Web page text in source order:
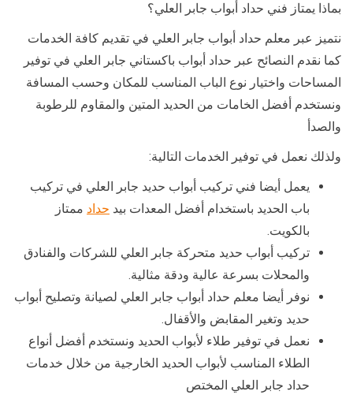
بماذا يمتاز فني حداد أبواب جابر العلي؟
نتميز عبر معلم حداد أبواب جابر العلي في تقديم كافة الخدمات
كما نقدم النصائح عبر حداد أبواب باكستاني جابر العلي في توفير
المساحات واختيار نوع الباب المناسب للمكان وحسب المسافة
ونستخدم أفضل الخامات من الحديد المتين والمقاوم للرطوبة
والصدأ
ولذلك نعمل في توفير الخدمات التالية:
يعمل أيضا فني تركيب أبواب حديد جابر العلي في تركيب
باب الحديد باستخدام أفضل المعدات بيد حداد ممتاز
بالكويت.
تركيب أبواب حديد متحركة جابر العلي للشركات والفنادق
والمحلات بسرعة عالية ودقة مثالية.
نوفر أيضا معلم حداد أبواب جابر العلي لصيانة وتصليح أبواب
حديد وتغير المقابض والأقفال.
نعمل في توفير طلاء لأبواب الحديد ونستخدم أفضل أنواع
الطلاء المناسب لأبواب الحديد الخارجية من خلال خدمات
حداد جابر العلي المختص